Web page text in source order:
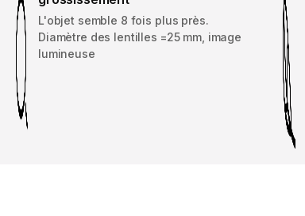
L'objet semble 8 fois plus près.
Diamètre des lentilles =25 mm, image
lumineuse